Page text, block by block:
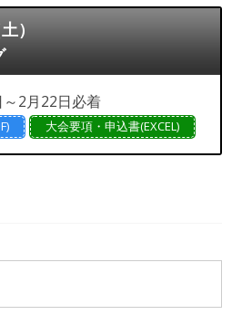
）
2月22日必着
大会要項・申込書(EXCEL)